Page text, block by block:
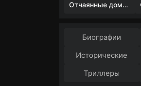
Отчаянные домохозяйки (1 сезон)
Биографии
Исторические
Триллеры